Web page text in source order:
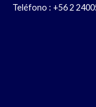
Teléfono : +56 2